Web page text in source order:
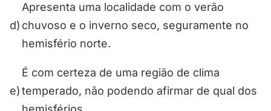
d)
Apresenta uma localidade com o verão
chuvoso e o inverno seco, seguramente no
hemisfério norte.
e)
É com certeza de uma região de clima
temperado, não podendo afirmar de qual dos